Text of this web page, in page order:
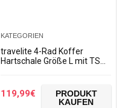
KATEGORIEN
travelite 4-Rad Koffer
Hartschale Größe L mit TSA
Hartschalen Trolley im…
119,99€
PRODUKT
KAUFEN